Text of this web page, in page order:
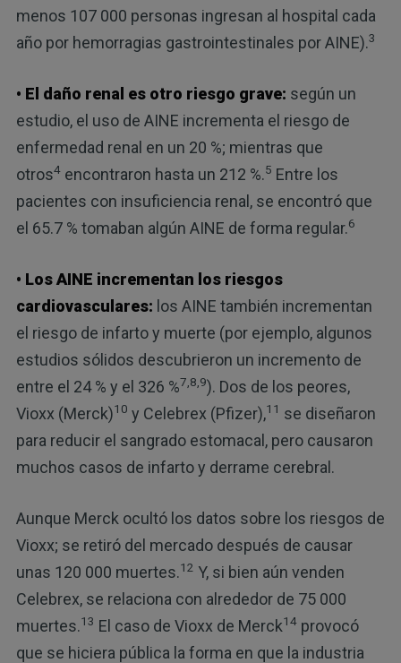
menos 107 000 personas ingresan al hospital cada
año por hemorragias gastrointestinales por AINE).3
• El daño renal es otro riesgo grave: según un
estudio, el uso de AINE incrementa el riesgo de
enfermedad renal en un 20 %; mientras que
otros4encontraron hasta un 212 %.5 Entre los
pacientes con insuficiencia renal, se encontró que
el 65.7 % tomaban algún AINE de forma regular.6
• Los AINE incrementan los riesgos
cardiovasculares: los AINE también incrementan
el riesgo de infarto y muerte (por ejemplo, algunos
estudios sólidos descubrieron un incremento de
entre el 24 % y el 326 %7,8,9). Dos de los peores,
Vioxx (Merck)10 y Celebrex (Pfizer),11 se diseñaron
para reducir el sangrado estomacal, pero causaron
muchos casos de infarto y derrame cerebral.
Aunque Merck ocultó los datos sobre los riesgos de
Vioxx; se retiró del mercado después de causar
unas 120 000 muertes.12 Y, si bien aún venden
Celebrex, se relaciona con alrededor de 75 000
muertes.13 El caso de Vioxx de Merck14provocó
que se hiciera pública la forma en que la industria